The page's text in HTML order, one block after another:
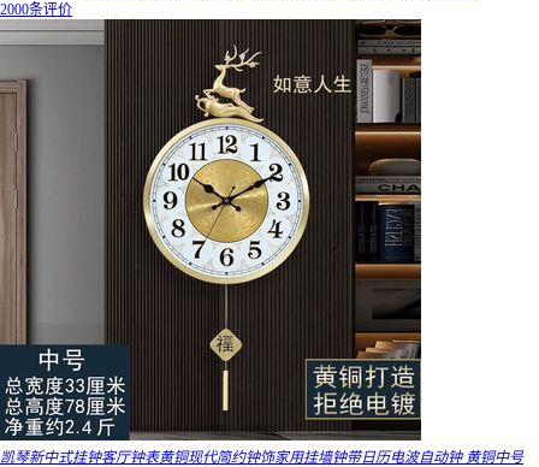
2000条评价
凯琴新中式挂钟客厅钟表黄铜现代简约钟饰家用挂墙钟带日历电波自动钟 黄铜中号